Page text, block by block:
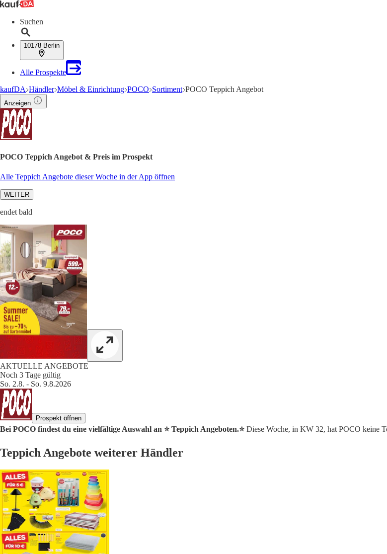
Suchen
10178 Berlin
Alle Prospekte
kaufDA Händler Möbel & Einrichtung POCO Sortiment POCO Teppich Angebot
Anzeigen
POCO Teppich Angebot & Preis im Prospekt
Alle Teppich Angebote dieser Woche in der App öffnen
WEITER
endet bald
AKTUELLE ANGEBOTE
Noch 3 Tage gültig
So. 2.8. - So. 9.8.2026
Prospekt öffnen
Bei POCO findest du eine vielfältige Auswahl an ⭐️ Teppich Angeboten.⭐️Diese Woche, in KW 32, hat POCO keine
Teppich Angebote weiterer Händler